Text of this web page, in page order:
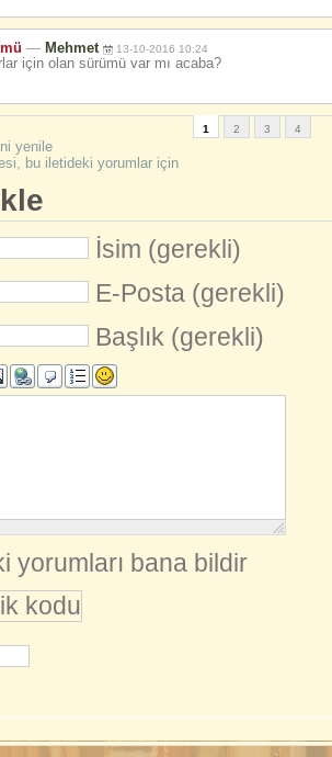
— Mehmet 13-10-2016 10:24
için olan sürümü var mı acaba?
1 2 3 4
yenile
bu iletideki yorumlar için
İsim (gerekli)
E-Posta (gerekli)
Başlık (gerekli)
yorumları bana bildir